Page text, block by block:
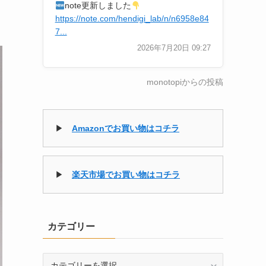
note更新しました
https://note.com/hendigi_lab/n/n6958e84
7...
2026年7月20日 09:27
monotopiからの投稿
▶ Amazonでお買い物はコチラ
▶ 楽天市場でお買い物はコチラ
カテゴリー